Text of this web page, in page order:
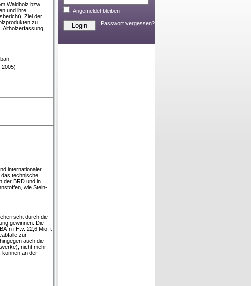
Waldholz bzw.
und ihre
Ziel der
zu
Altholzerfassung
2005)
internationaler
technische
der BRD und in
wie Stein-
durch die
gewinnen. Die
i.H.v. 22,6 Mio. t
zur
auch die
nicht mehr
können an der
Angemeldet bleiben
Passwort vergessen?